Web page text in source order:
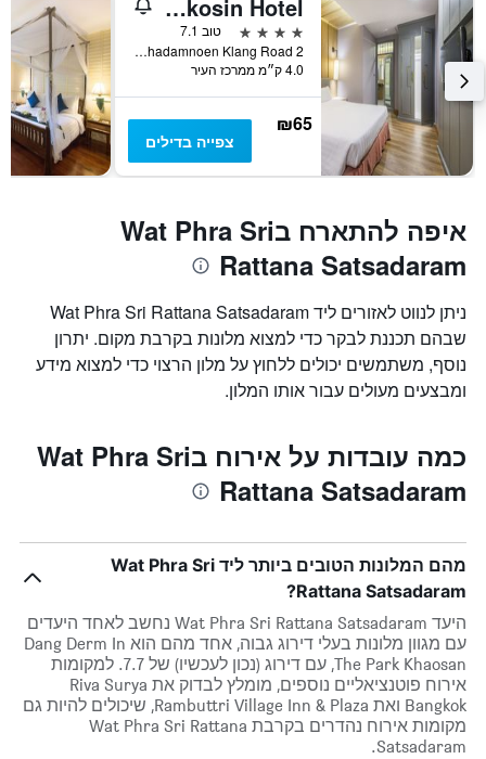
Royal Rattanakosin Hotel
4 כוכבים
טוב 7.1
2 Ratchadamnoen Klang Road, בנגקוק, תאילנד
4.0 ק״מ ממרכז העיר
₪65
צפייה בדילים
איפה להתארח בWat Phra Sri
Rattana Satsadaram
ניתן לנווט לאזורים ליד Wat Phra Sri Rattana Satsadaram
שבהם תכננת לבקר כדי למצוא מלונות בקרבת מקום. יתרון
נוסף, משתמשים יכולים ללחוץ על מלון הרצוי כדי למצוא מידע
ומבצעים מעולים עבור אותו המלון.
כמה עובדות על אירוח בWat Phra Sri
Rattana Satsadaram
מהם המלונות הטובים ביותר ליד Wat Phra Sri
Rattana Satsadaram?
היעד Wat Phra Sri Rattana Satsadaram נחשב לאחד היעדים
עם מגוון מלונות בעלי דירוג גבוה, אחד מהם הוא Dang Derm In
The Park Khaosan, עם דירוג (נכון לעכשיו) של 7.7. למקומות
אירוח פוטנציאליים נוספים, מומלץ לבדוק את Riva Surya
Bangkok ואת Rambuttri Village Inn & Plaza, שיכולים להיות גם
מקומות אירוח נהדרים בקרבת Wat Phra Sri Rattana
Satsadaram.